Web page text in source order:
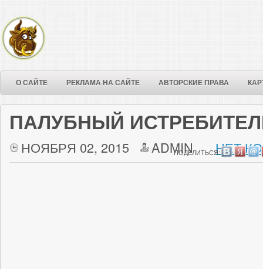
О САЙТЕ РЕКЛАМА НА САЙТЕ АВТОРСКИЕ ПРАВА
ПАЛУБНЫЙ
НОЯБРЯ 02, 2015 ADMIN НЕТ
ПОДЕЛИТЬСЯ: